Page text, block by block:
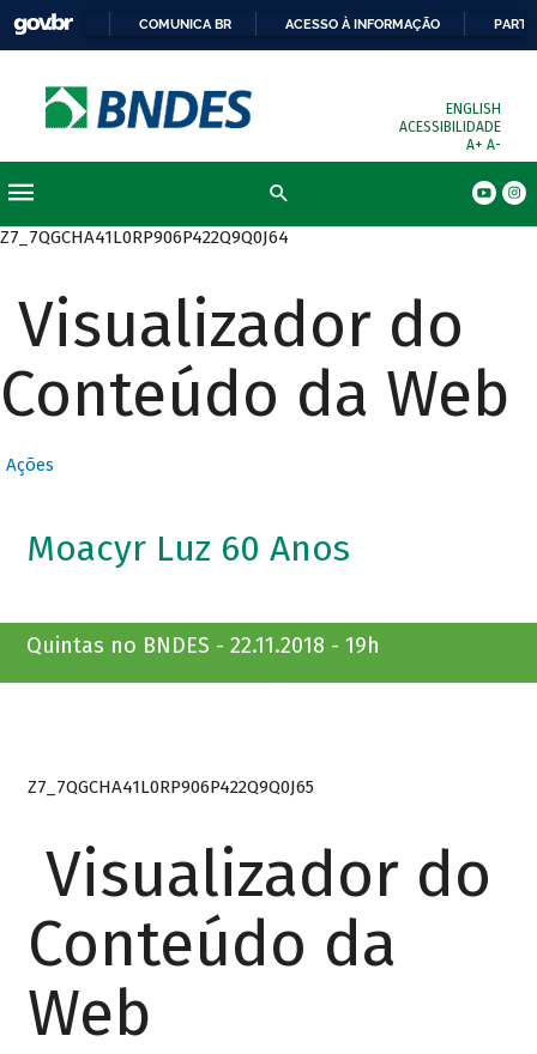
COMUNICA BR ACESSO À INFORMAÇÃO
ENGLISH
ACESSIBILIDADE
A+ A-
Z7_7QGCHA41L0RP906P422Q9Q0J64
Visualizador do
Conteúdo da Web
Ações
Moacyr Luz 60 Anos
Quintas no BNDES - 22.11.2018 - 19h
Z7_7QGCHA41L0RP906P422Q9Q0J65
Visualizador do
Conteúdo da
Web